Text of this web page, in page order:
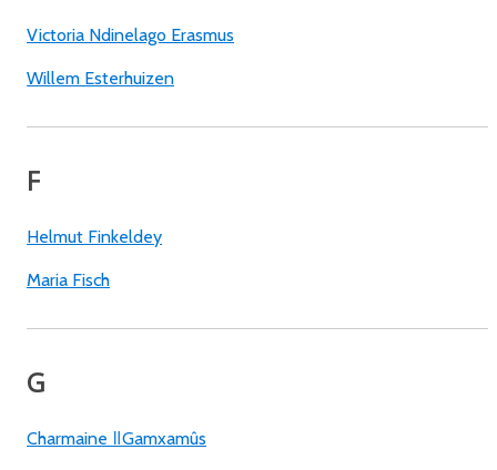
Victoria Ndinelago Erasmus
Willem Esterhuizen
F
Helmut Finkeldey
Maria Fisch
G
Charmaine ǁGamxamûs